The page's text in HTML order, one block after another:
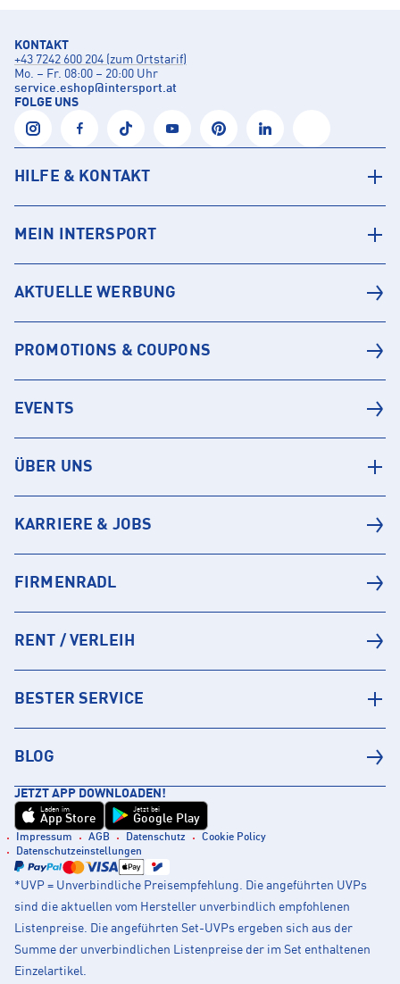
KONTAKT
+43 7242 600 204 (zum Ortstarif)
Mo. – Fr. 08:00 – 20:00 Uhr
service.eshop@intersport.at
FOLGE UNS
HILFE & KONTAKT
MEIN INTERSPORT
AKTUELLE WERBUNG
PROMOTIONS & COUPONS
EVENTS
ÜBER UNS
KARRIERE & JOBS
FIRMENRADL
RENT / VERLEIH
BESTER SERVICE
BLOG
JETZT APP DOWNLOADEN!
Laden im
App Store
Jetzt bei
Google Play
Impressum AGB Datenschutz
Cookie Policy
Datenschutzeinstellungen
*UVP = Unverbindliche Preisempfehlung. Die angeführten UVPs
sind die aktuellen vom Hersteller unverbindlich empfohlenen
Listenpreise. Die angeführten Set-UVPs ergeben sich aus der
Summe der unverbindlichen Listenpreise der im Set enthaltenen
Einzelartikel.